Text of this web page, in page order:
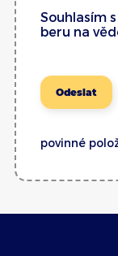
Souhlasím s
beru na
Odeslat
povinné